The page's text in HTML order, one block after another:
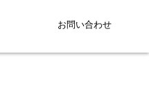
お問い合わせ